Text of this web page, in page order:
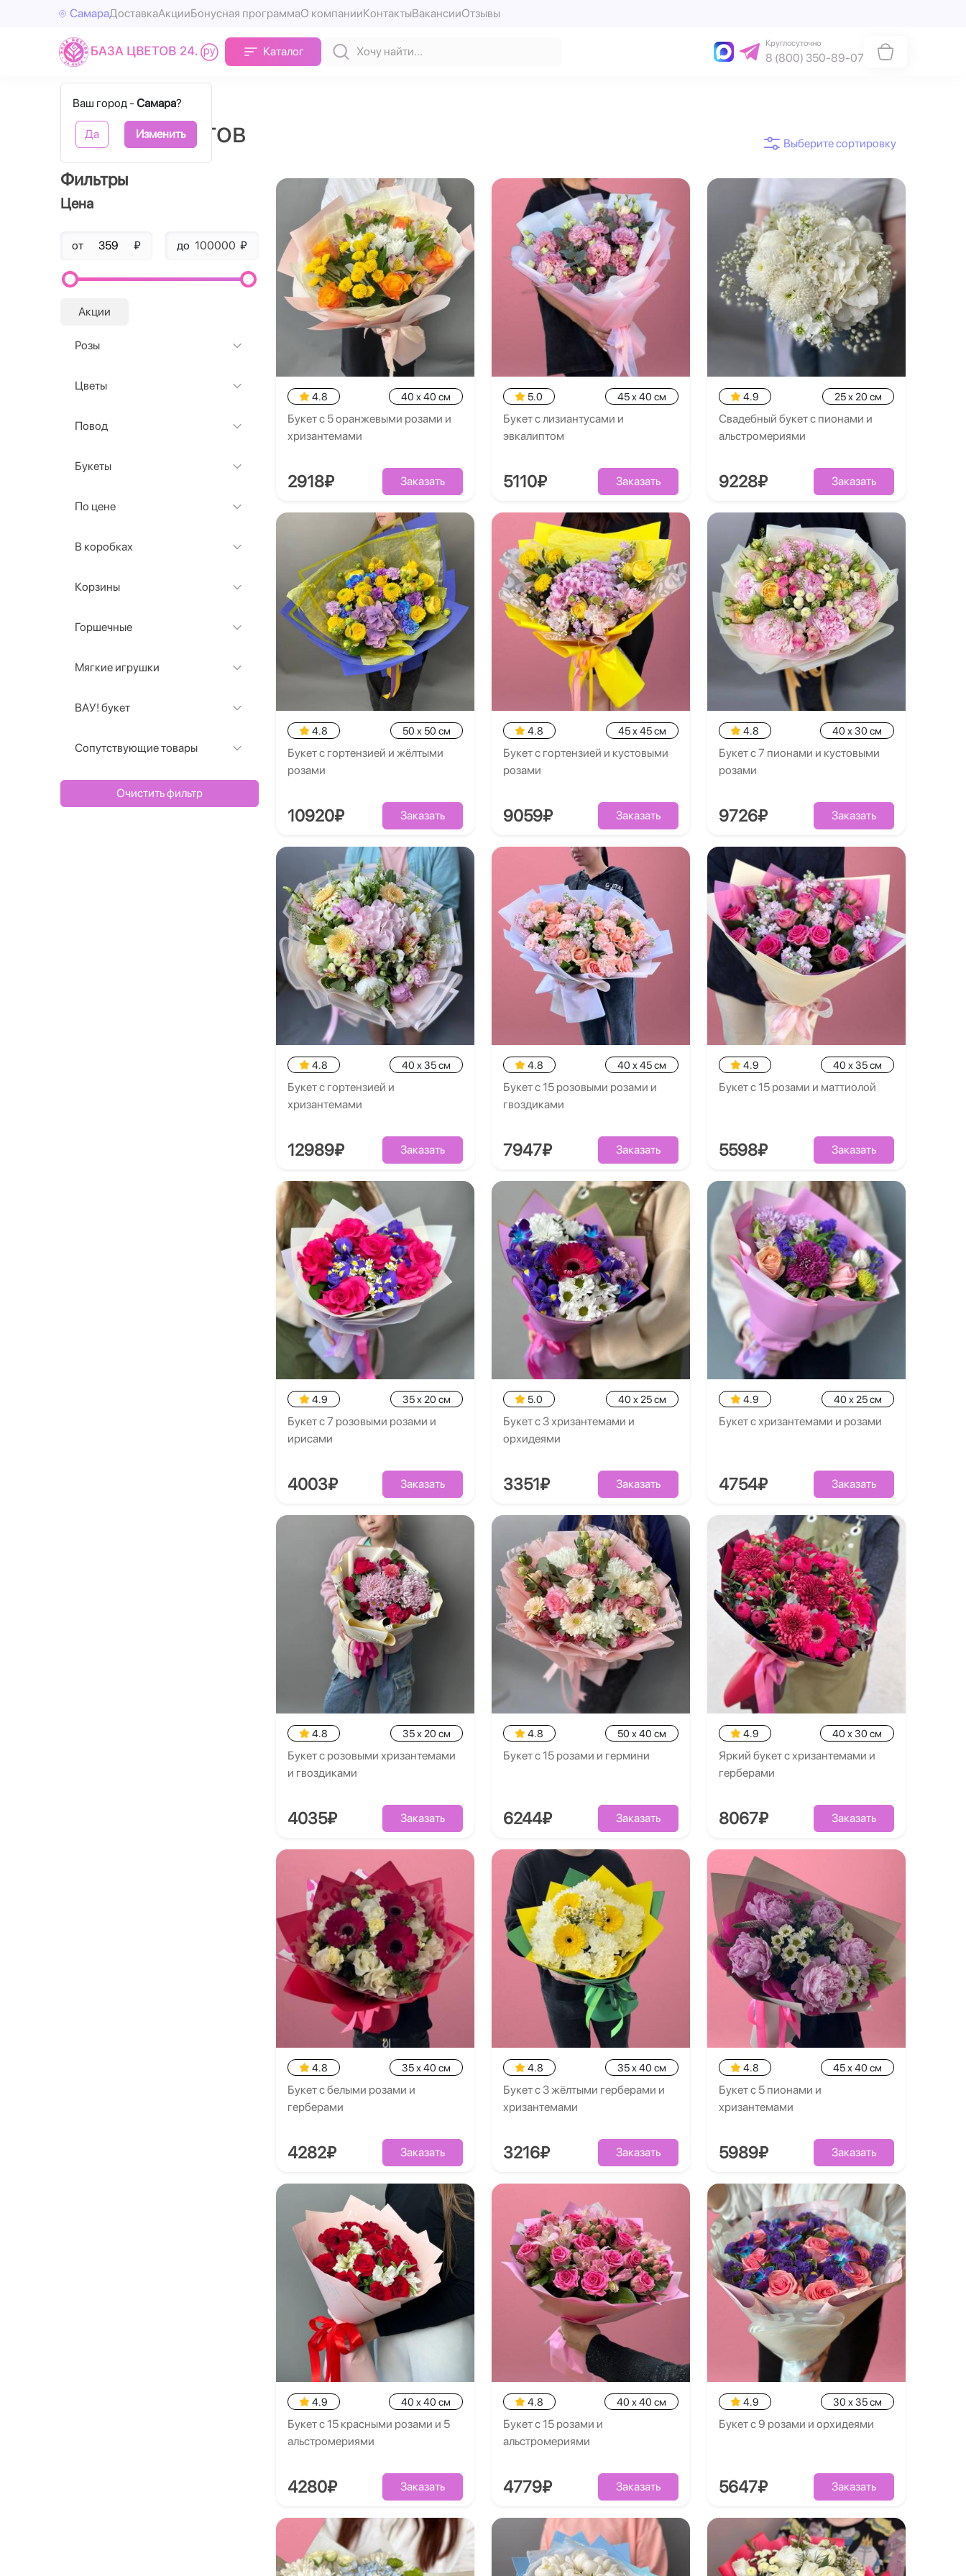
СамараДоставкаАкцииБонусная программаО компанииКонтактыВакансииОтзывы
Каталог
Круглосуточно
8 (800) 350-89-07
Ваш город - Самара?
Да Изменить
Букеты цветов
Фильтры
Цена
от ₽ до ₽
Акции
Розы
Цветы
Повод
Букеты
По цене
В коробках
Корзины
Горшечные
Мягкие игрушки
ВАУ! букет
Сопутствующие товары
Очистить фильтр
4.8 40 x 40 см
Букет с 5 оранжевыми розами и
хризантемами
2918₽ Заказать
5.0 45 x 40 см
Букет с лизиантусами и
эвкалиптом
5110₽ Заказать
4.9 25 x 20 см
Свадебный букет с пионами и
альстромериями
9228₽ Заказать
4.8 50 x 50 см
Букет с гортензией и жёлтыми
розами
10920₽ Заказать
4.8 45 x 45 см
Букет с гортензией и кустовыми
розами
9059₽ Заказать
4.8 40 x 30 см
Букет с 7 пионами и кустовыми
розами
9726₽ Заказать
4.8 40 x 35 см
Букет с гортензией и
хризантемами
12989₽ Заказать
4.8 40 x 45 см
Букет с 15 розовыми розами и
гвоздиками
7947₽ Заказать
4.9 40 x 35 см
Букет с 15 розами и маттиолой
5598₽ Заказать
4.9 35 x 20 см
Букет с 7 розовыми розами и
ирисами
4003₽ Заказать
5.0 40 x 25 см
Букет с 3 хризантемами и
орхидеями
3351₽ Заказать
4.9 40 x 25 см
Букет с хризантемами и розами
4754₽ Заказать
4.8 35 x 20 см
Букет с розовыми хризантемами
и гвоздиками
4035₽ Заказать
4.8 50 x 40 см
Букет с 15 розами и гермини
6244₽ Заказать
4.9 40 x 30 см
Яркий букет с хризантемами и
герберами
8067₽ Заказать
4.8 35 x 40 см
Букет с белыми розами и
герберами
4282₽ Заказать
4.8 35 x 40 см
Букет с 3 жёлтыми герберами и
хризантемами
3216₽ Заказать
4.8 45 x 40 см
Букет с 5 пионами и
хризантемами
5989₽ Заказать
4.9 40 x 40 см
Букет с 15 красными розами и 5
альстромериями
4280₽ Заказать
4.8 40 x 40 см
Букет с 15 розами и
альстромериями
4779₽ Заказать
4.9 30 x 35 см
Букет с 9 розами и орхидеями
5647₽ Заказать